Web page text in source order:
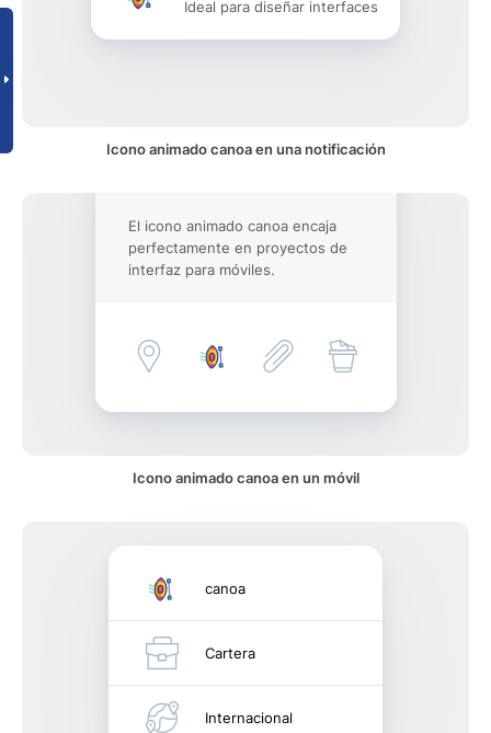
Ideal para diseñar interfaces
Icono animado canoa en una notificación
El icono animado canoa encaja
perfectamente en proyectos de
interfaz para móviles.
Icono animado canoa en un móvil
canoa
Cartera
Internacional